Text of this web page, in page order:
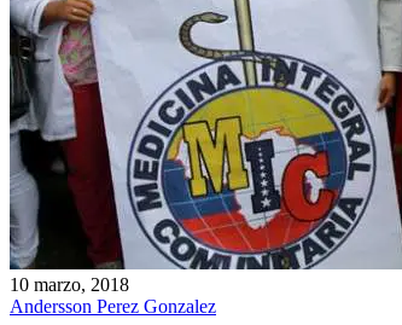
10 marzo, 2018
Andersson Perez Gonzalez